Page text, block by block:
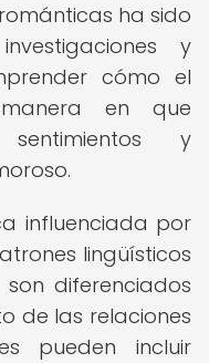
ha sido
y
cómo el
en que
sentimientos y
influenciada por
lingüísticos
diferenciados
de las relaciones
pueden incluir